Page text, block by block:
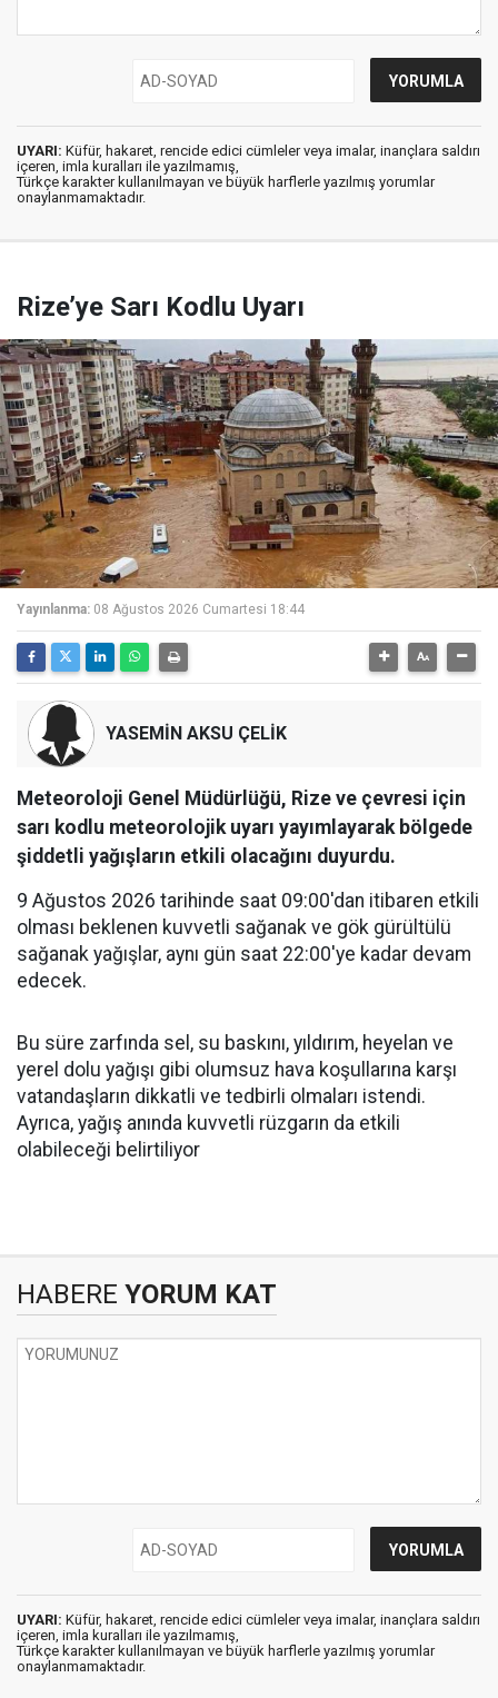
UYARI: Küfür, hakaret, rencide edici cümleler veya imalar, inançlara saldırı
içeren, imla kuralları ile yazılmamış,
Türkçe karakter kullanılmayan ve büyük harflerle yazılmış yorumlar
onaylanmamaktadır.
Rize’ye Sarı Kodlu Uyarı
Yayınlanma: 08 Ağustos 2026 Cumartesi 18:44
YASEMİN AKSU ÇELİK
Meteoroloji Genel Müdürlüğü, Rize ve çevresi için
sarı kodlu meteorolojik uyarı yayımlayarak bölgede
şiddetli yağışların etkili olacağını duyurdu.
9 Ağustos 2026 tarihinde saat 09:00'dan itibaren etkili
olması beklenen kuvvetli sağanak ve gök gürültülü
sağanak yağışlar, aynı gün saat 22:00'ye kadar devam
edecek.
Bu süre zarfında sel, su baskını, yıldırım, heyelan ve
yerel dolu yağışı gibi olumsuz hava koşullarına karşı
vatandaşların dikkatli ve tedbirli olmaları istendi.
Ayrıca, yağış anında kuvvetli rüzgarın da etkili
olabileceği belirtiliyor
HABERE YORUM KAT
UYARI: Küfür, hakaret, rencide edici cümleler veya imalar, inançlara saldırı
içeren, imla kuralları ile yazılmamış,
Türkçe karakter kullanılmayan ve büyük harflerle yazılmış yorumlar
onaylanmamaktadır.